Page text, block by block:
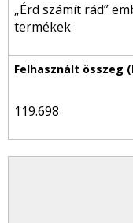
„Érd számít rád”
termékek
119.698